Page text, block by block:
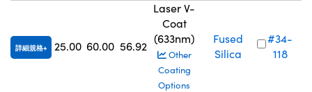
詳細規格 25.00 60.00 56.92
Laser V-
Coat
(633nm)
Other
Coating
Options
Fused
Silica
#34-
118